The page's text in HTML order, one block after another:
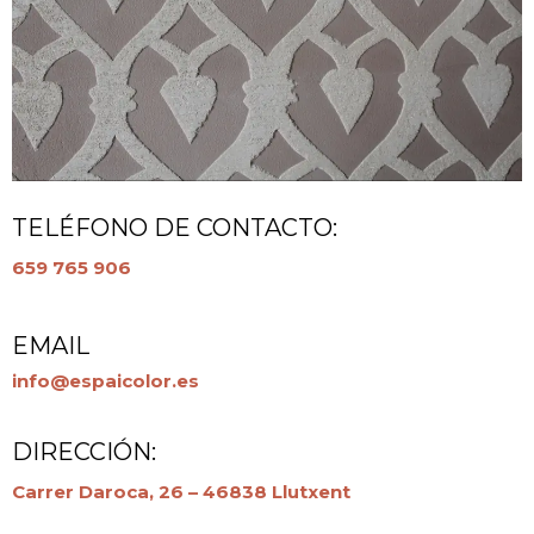
TELÉFONO DE CONTACTO:
659 765 906
EMAIL
info@espaicolor.es
DIRECCIÓN:
Carrer Daroca, 26 – 46838 Llutxent